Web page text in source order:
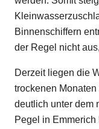
Binnenschiffern
der Regel nicht
Derzeit liegen die
trockenen
deutlich unter dem
Pegel in Emmerich